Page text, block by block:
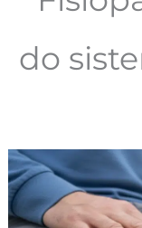
do
Vasculites:
que